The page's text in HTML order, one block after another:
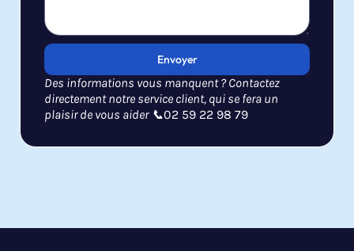
Envoyer
Des informations vous manquent ? Contactez
directement notre service client, qui se fera un
plaisir de vous aider 📞02 59 22 98 79